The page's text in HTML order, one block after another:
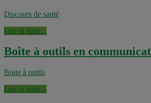
Discours de santé
Lire la suite...
Boîte à outils en
Boite à outils
Lire la suite...